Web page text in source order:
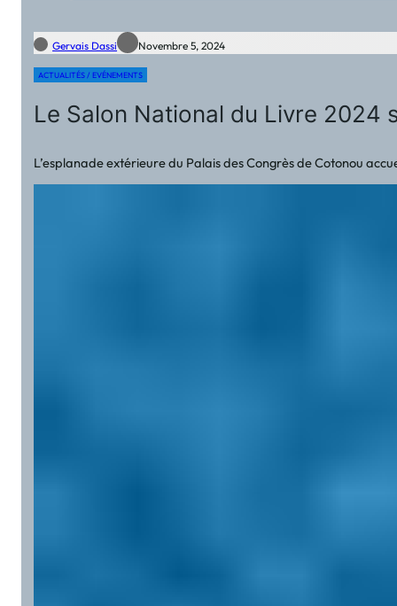
Gervais Dassi Novembre 5, 2024
ACTUALITÉS / EVÉNEMENTS
Le Salon National du Livre 2024
L’esplanade extérieure du Palais des Congrès de Cotonou